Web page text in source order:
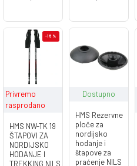
-15 %
Privremo
rasprodano
HMS NW-TK 19
ŠTAPOVI ZA
NORDIJSKO
HODANJE I
TREKKING NILS
Dostupno
HMS Rezervne
ploče za
nordijsko
hodanje i
štapove za
praćenje NILS